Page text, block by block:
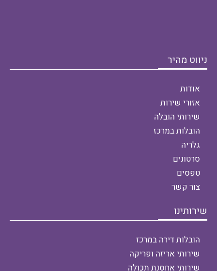
ניווט מהיר
אודות
אזורי שירות
שירותי הובלה
הובלות במרכז
גלריה
סרטונים
טפסים
צור קשר
שירותינו
הובלות דירה במרכז
שירותי אריזה ופריקה
שירותי אחסנת תכולה